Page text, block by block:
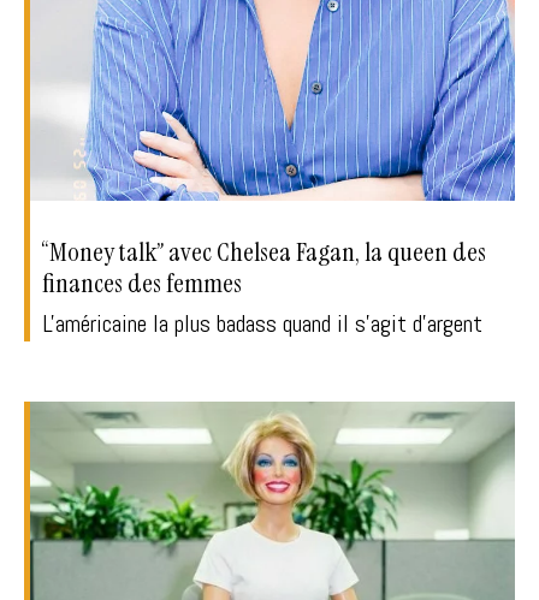
“Money talk” avec Chelsea Fagan, la queen des
finances des femmes
L'américaine la plus badass quand il s'agit d'argent